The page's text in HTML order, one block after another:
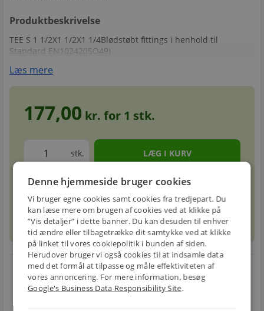
Produktbeskrivelse
TEE S 1 1/2X1 1/2X1 1/4Blødstøbt fittings i henhold til
Standard EN10242(ISO49)
Læs mere
177,00 kr. for 1 stk.
stk.
Forventet leveringstid: 5-8 hverdage
sellPrismatchinfo
E-MÆRKET
local_shipping
BILLIG
restart_alt
Denne hjemmeside bruger cookies
Vi bruger egne cookies samt cookies fra tredjepart. Du
kan læse mere om brugen af cookies ved at klikke på
”Vis detaljer” i dette banner. Du kan desuden til enhver
tid ændre eller tilbagetrække dit samtykke ved at klikke
på linket til vores cookiepolitik i bunden af siden.
Herudover bruger vi også cookies til at indsamle data
med det formål at tilpasse og måle effektiviteten af
vores annoncering. For mere information, besøg
Google's Business Data Responsibility Site.